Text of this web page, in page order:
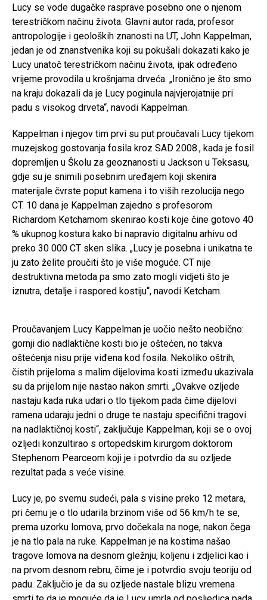
Lucy se vode dugačke rasprave posebno one o njenom
terestričkom načinu života. Glavni autor rada, profesor
antropologije i geoloških znanosti na UT, John Kappelman,
jedan je od znanstvenika koji su pokušali dokazati kako je
Lucy unatoč terestričkom načinu života, ipak određeno
vrijeme provodila u krošnjama drveća. „Ironično je što smo
na kraju dokazali da je Lucy poginula najvjerojatnije pri
padu s visokog drveta“, navodi Kappelman.
Kappelman i njegov tim prvi su put proučavali Lucy tijekom
muzejskog gostovanja fosila kroz SAD 2008., kada je fosil
dopremljen u Školu za geoznanosti u Jackson u Teksasu,
gdje su je snimili posebnim uređajem koji skenira
materijale čvrste poput kamena i to viših rezolucija nego
CT. 10 dana je Kappelman zajedno s profesorom
Richardom Ketchamom skenirao kosti koje čine gotovo 40
% ukupnog kostura kako bi napravio digitalnu arhivu od
preko 30 000 CT sken slika. „Lucy je posebna i unikatna te
ju zato želite proučiti što je više moguće. CT nije
destruktivna metoda pa smo zato mogli vidjeti što je
iznutra, detalje i raspored kostiju“, navodi Ketcham.
Proučavanjem Lucy Kappelman je uočio nešto neobično:
gornji dio nadlaktične kosti bio je oštećen, no takva
oštećenja nisu prije viđena kod fosila. Nekoliko oštrih,
čistih prijeloma s malim dijelovima kosti između ukazivala
su da prijelom nije nastao nakon smrti. „Ovakve ozljede
nastaju kada ruka udari o tlo tijekom pada čime dijelovi
ramena udaraju jedni o druge te nastaju specifični tragovi
na nadlaktičnoj kosti“, zaključuje Kappelman, koji se o ovoj
ozljedi konzultirao s ortopedskim kirurgom doktorom
Stephenom Pearceom koji je i potvrdio da su ozljede
rezultat pada s veće visine.
Lucy je, po svemu sudeći, pala s visine preko 12 metara,
pri čemu je o tlo udarila brzinom više od 56 km/h te se,
prema uzorku lomova, prvo dočekala na noge, nakon čega
je na tlo pala na ruke. Kappelman je na kostima našao
tragove lomova na desnom gležnju, koljenu i zdjelici kao i
na prvom desnom rebru, čime je i potvrdio svoju teoriju od
padu. Zaključio je da su ozljede nastale blizu vremena